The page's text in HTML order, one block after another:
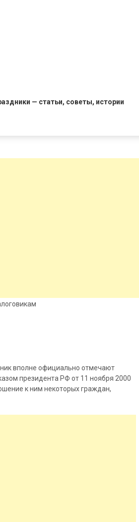
— статьи, советы, истории
вполне официально отмечают
президента РФ от 11 ноября 2000
к ним некоторых граждан,